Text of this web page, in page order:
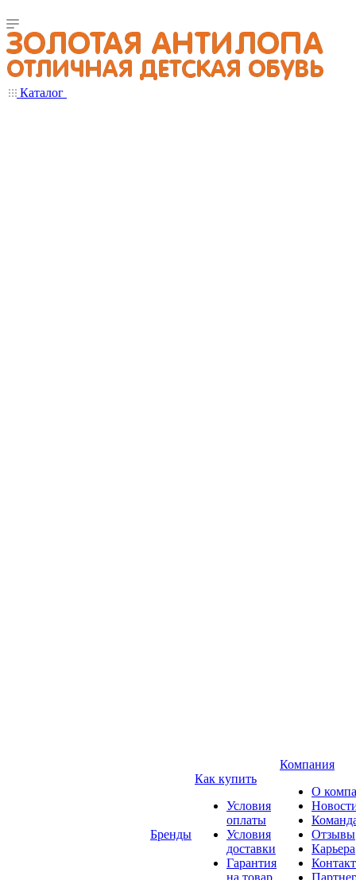
Каталог
Бренды
Как купить
Условия
оплаты
Условия
доставки
Гарантия
на товар
Компания
О
Отзывы
Карьера